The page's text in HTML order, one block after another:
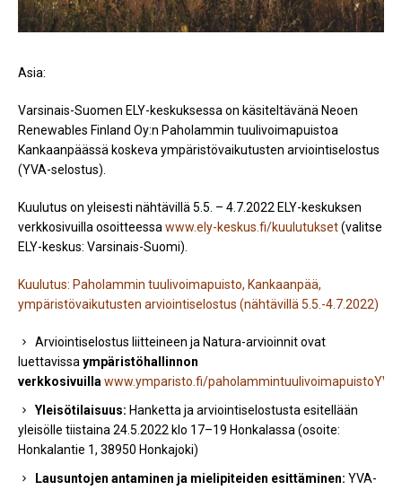
Asia:
Varsinais-Suomen ELY-keskuksessa on käsiteltävänä Neoen
Renewables Finland Oy:n Paholammin tuulivoimapuistoa
Kankaanpäässä koskeva ympäristövaikutusten arviointiselostus
(YVA-selostus).
Kuulutus on yleisesti nähtävillä 5.5. – 4.7.2022 ELY-keskuksen
verkkosivuilla osoitteessa www.ely-keskus.fi/kuulutukset(valitse
ELY-keskus: Varsinais-Suomi).
Kuulutus: Paholammin tuulivoimapuisto, Kankaanpää,
ympäristövaikutusten arviointiselostus (nähtävillä 5.5.-4.7.2022)
Arviointiselostus liitteineen ja Natura-arvioinnit ovat
luettavissa ympäristöhallinnon
verkkosivuilla www.ymparisto.fi/paholammintuulivoimapuistoYVA
Yleisötilaisuus: Hanketta ja arviointiselostusta esitellään
yleisölle tiistaina 24.5.2022 klo 17–19 Honkalassa (osoite:
Honkalantie 1, 38950 Honkajoki)
Lausuntojen antaminen ja mielipiteiden esittäminen: YVA-